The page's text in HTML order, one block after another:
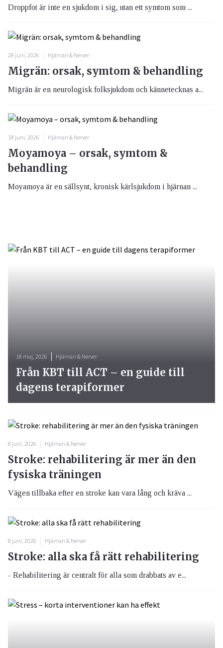
Droppfot är inte en sjukdom i sig, utan ett symtom som ...
28 juni, 2026 Hjärnan & Nerver
Migrän: orsak, symtom & behandling
Migrän är en neurologisk folksjukdom och kännetecknas a...
18 juni, 2026 Hjärnan & Nerver
Moyamoya – orsak, symtom &
behandling
Moyamoya är en sällsynt, kronisk kärlsjukdom i hjärnan ...
8 juni, 2026 Hjärnan & Nerver
Stroke: rehabilitering är mer än den
fysiska träningen
Vägen tillbaka efter en stroke kan vara lång och kräva ...
8 juni, 2026 Hjärnan & Nerver
Stroke: alla ska få rätt rehabilitering
- Rehabilitering är centralt för alla som drabbats av e...
18 maj, 2026 Hjärnan & Nerver
Från KBT till ACT – en guide till
dagens terapiformer